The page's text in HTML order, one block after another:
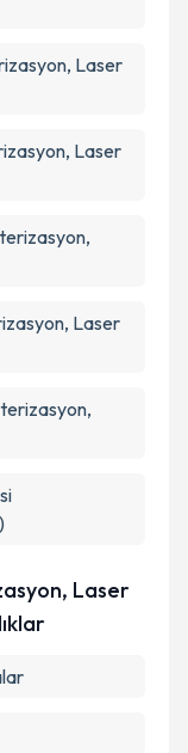
Laser
Laser
Laser
Laser